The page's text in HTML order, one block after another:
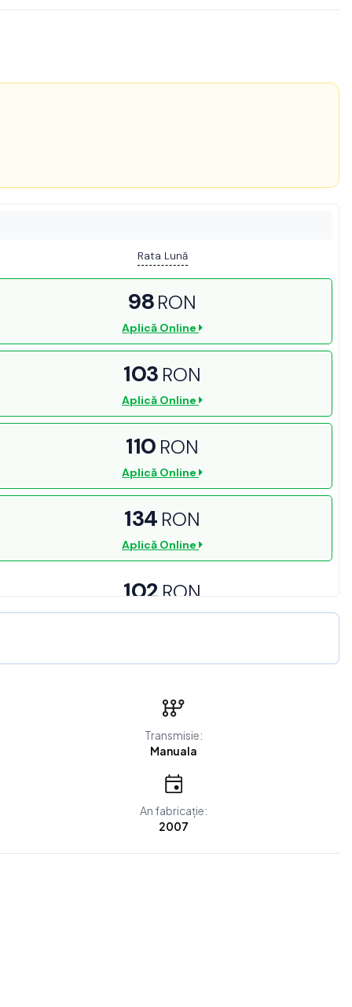
Transmisie:
Manuala
An fabricație:
2007